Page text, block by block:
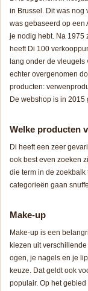
in Brussel. Dit was nog
was gebaseerd op een
je nodig hebt. Na 1975
heeft Di 100
lang onder de
echter overgenomen
producten:
De webshop is in 2015
Welke producten
Di heeft een zeer
ook best even zoeken
die term in de
categorieën gaan
Make-up
Make-up is een
kiezen uit
ogen, je nagels en je
keuze. Dat geldt ook
populair. Op het